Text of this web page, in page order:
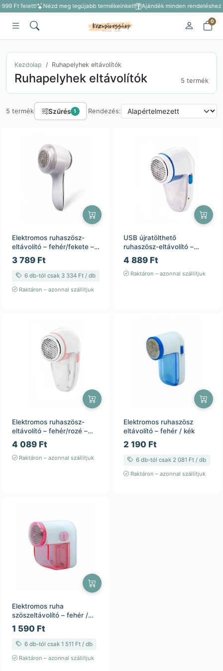
Ft felett! Nézd meg legújabb termékeinket! Ajándék minden rendeléshez
0
Kezdolap Ruhapelyhek eltávolítók
Ruhapelyhek eltávolítók 5 termék
5 termék Szűrés 1 Rendezés:
Elektromos ruhaszösz-
eltávolító – fehér/fekete –
2×AA – 19×7,5 cm
3 789 Ft
6 db-tól csak 3 334 Ft / db
Raktáron – azonnal szállítjuk
USB újratölthető
ruhaszösz-eltávolító –
fehér/kék – 12,5×6 cm
4 889 Ft
Raktáron – azonnal szállítjuk
Elektromos ruhaszösz-
eltávolító – fehér/rozé –
2×AA
4 089 Ft
Raktáron – azonnal szállítjuk
Elektromos ruhaszösz
eltávolító – fehér / kék
2 190 Ft
6 db-tól csak 2 081 Ft / db
Raktáron – azonnal szállítjuk
Elektromos ruha
szöszeltávolító – fehér /
rózsaszín
1 590 Ft
6 db-tól csak 1 511 Ft / db
Raktáron – azonnal szállítjuk